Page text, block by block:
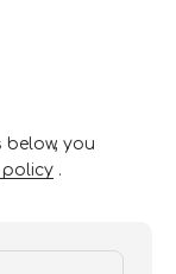
you
.